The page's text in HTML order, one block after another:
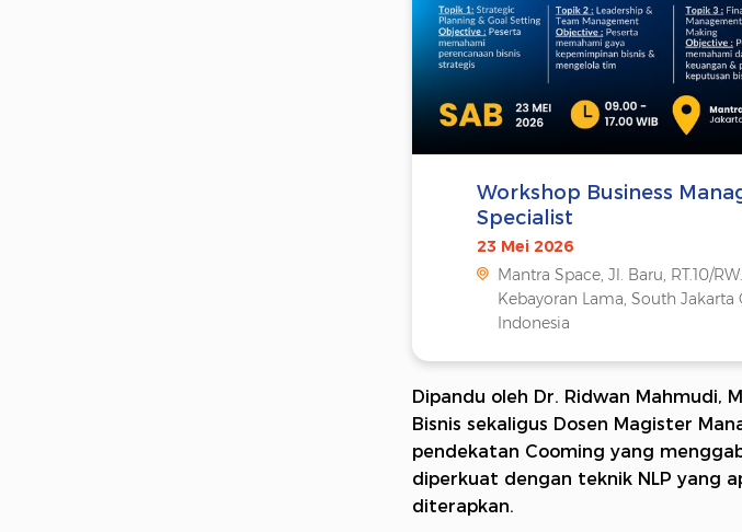
Workshop Business
Specialist
23 Mei 2026
Mantra Space, Jl. Baru, RT.10/
Kebayoran Lama, South Jakarta
Indonesia
Dipandu oleh Dr. Ridwan Mahmudi,
Bisnis sekaligus Dosen Magister
pendekatan Cooming yang
diperkuat dengan teknik NLP yang
diterapkan.